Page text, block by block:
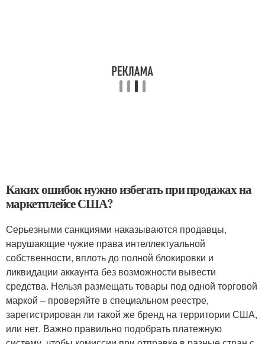
Каких ошибок нужно избегать при продажах на
маркетплейсе США?
Серьезными санкциями наказываются продавцы,
нарушающие чужие права интеллектуальной
собственности, вплоть до полной блокировки и
ликвидации аккаунта без возможности вывести
средства. Нельзя размещать товары под одной торговой
маркой – проверяйте в специальном реестре,
зарегистрирован ли такой же бренд на территории США,
или нет. Важно правильно подобрать платежную